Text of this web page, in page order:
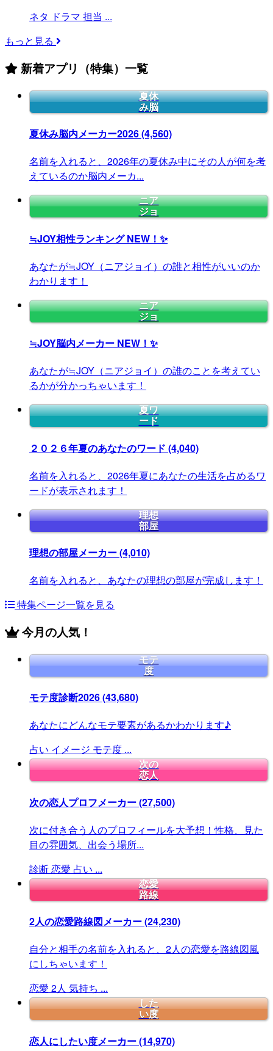
ネタ ドラマ 担当 ...
もっと見る
新着アプリ（特集）一覧
夏休
み脳
夏休み脳内メーカー2026(4,560)
名前を入れると、2026年の夏休み中にその人が何を考
えているのか脳内メーカ...
ニア
ジョ
≒JOY相性ランキングNEW！✨
あなたが≒JOY（ニアジョイ）の誰と相性がいいのか
わかります！
ニア
ジョ
≒JOY脳内メーカー NEW！✨
あなたが≒JOY（ニアジョイ）の誰のことを考えてい
るかが分かっちゃいます！
夏ワ
ード
２０２６年夏のあなたのワード (4,040)
名前を入れると、2026年夏にあなたの生活を占めるワ
ードが表示されます！
理想
部屋
理想の部屋メーカー(4,010)
名前を入れると、あなたの理想の部屋が完成します！
特集ページ一覧を見る
今月の人気！
モテ
度
モテ度診断2026(43,680)
あなたにどんなモテ要素があるかわかります♪
占い イメージ モテ度 ...
次の
恋人
次の恋人プロフメーカー(27,500)
次に付き合う人のプロフィールを大予想！性格、見た
目の雰囲気、出会う場所...
診断恋愛 占い ...
恋愛
路線
2人の恋愛路線図メーカー(24,230)
自分と相手の名前を入れると、2人の恋愛を路線図風
にしちゃいます！
恋愛 2人 気持ち ...
した
い度
恋人にしたい度メーカー(14,970)